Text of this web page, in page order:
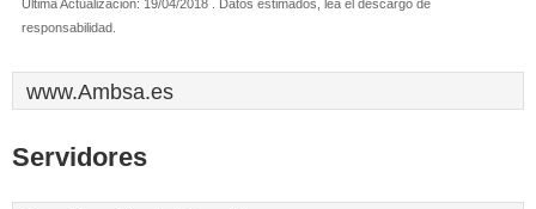
Última Actualización: 19/04/2018 . Datos estimados, lea el descargo de
responsabilidad.
www.Ambsa.es
Servidores